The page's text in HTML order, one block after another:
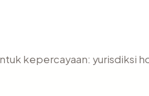
kepercayaan: yurisdiksi